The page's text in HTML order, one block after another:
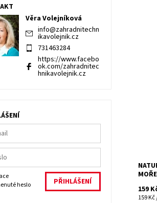
bázi
159
159 Kč
Věra Volejníková
info@zahradnitechn
ikavolejnik.cz
731463284
https://www.facebo
ok.com/zahradnitec
hnikavolejnik.cz
heslo